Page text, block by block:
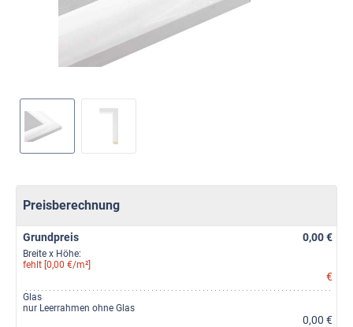
Preisberechnung
Grundpreis 0,00 €
Breite x Höhe:
fehlt [0,00 €/m²]
€
Glas
nur Leerrahmen ohne Glas
0,00 €